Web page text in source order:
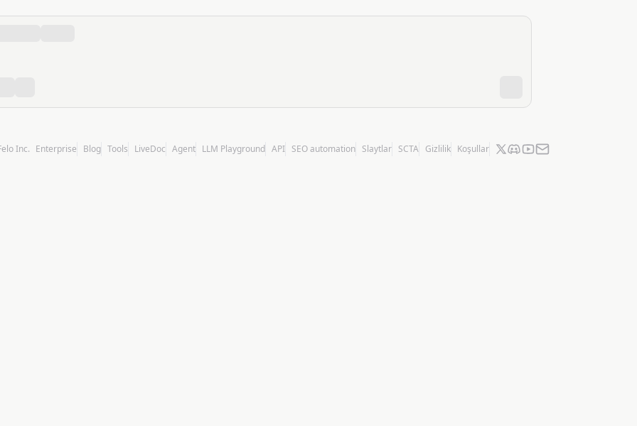
Inc. Enterprise Blog Tools LiveDoc Agent LLM Playground API SEO automation Slaytlar SCTA Gizlilik Koşullar